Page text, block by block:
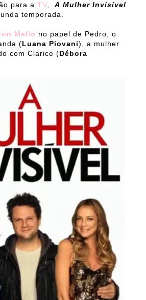
para a TV
A Mulher Invisível
temporada.
Mello no papel de Pedro, o
(Luana Piovani), a mulher
com Clarice (Débora